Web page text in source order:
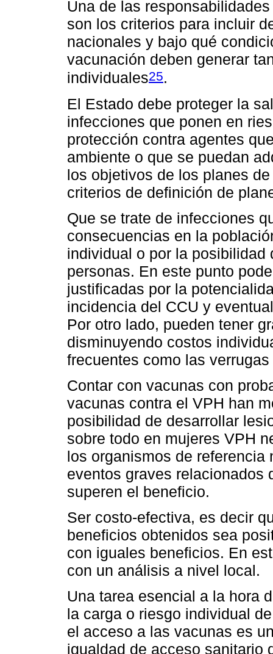
Una de las
son los criterios para incluir
nacionales y bajo qué
vacunación deben generar
individuales25.
El Estado debe proteger la
infecciones que ponen en
protección contra agentes
ambiente o que se puedan
los objetivos de los planes
criterios de definición de
Que se trate de infecciones
consecuencias en la
individual o por la posibilidad
personas. En este punto
justificadas por la
incidencia del CCU y
Por otro lado, pueden tener
disminuyendo costos
frecuentes como las
Contar con vacunas con
vacunas contra el VPH han
posibilidad de desarrollar
sobre todo en mujeres VPH
los organismos de referencia
eventos graves relacionados
superen el beneficio.
Ser costo-efectiva, es decir
beneficios obtenidos sea
con iguales beneficios. En
con un análisis a nivel local.
Una tarea esencial a la hora
la carga o riesgo individual
el acceso a las vacunas es
igualdad de acceso sanitario